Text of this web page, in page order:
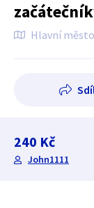
Hlavní
240 Kč
John1111